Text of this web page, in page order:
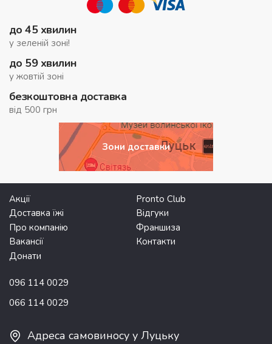
до 45 хвилин
у зеленій зоні!
до 59 хвилин
у жовтій зоні
безкоштовна доставка
від 500 грн
Зони доставки
Акції
Pronto Club
Доставка їжі
Відгуки
Про компанію
Франшиза
Вакансії
Контакти
Донати
096 114 0029
066 114 0029
Адреса самовиносу у Луцьку